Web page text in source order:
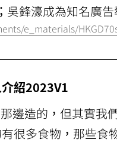
吳鋒濠成為知名廣
e_materials/
紹2023V1
邊造的，但其實
很多食物，那些食